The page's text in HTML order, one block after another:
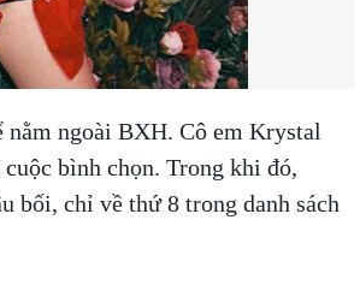
nằm ngoài BXH. Cô em Krystal
bình chọn. Trong khi đó,
bối, chỉ về thứ 8 trong danh sách